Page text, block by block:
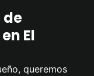
de
El
queremos